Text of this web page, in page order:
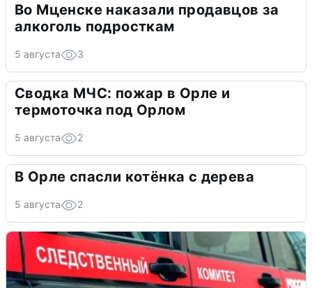
Во Мценске наказали продавцов за
алкоголь подросткам
5 августа 3
Сводка МЧС: пожар в Орле и
термоточка под Орлом
5 августа 2
В Орле спасли котёнка с дерева
5 августа 2